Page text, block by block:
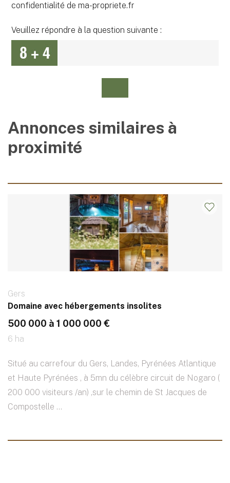
confidentialité de ma-propriete.fr
Veuillez répondre à la question suivante :
Annonces similaires à
proximité
Gers
Domaine avec hébergements insolites
500 000 à 1 000 000 €
6 ha
Situé au carrefour du Gers, Landes, Pyrénées Atlantique
et Haute Pyrénées , à 5mn du célèbre circuit de Nogaro (
200 000 visiteurs /an) ,sur le chemin de St Jacques de
Compostelle ...